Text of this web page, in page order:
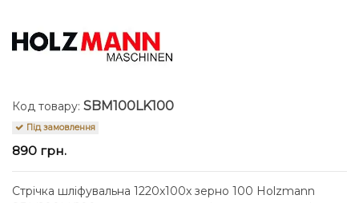
Код товару: SBM100LK100
Під замовлення
890 грн.
Стрічка шліфувальна 1220x100x зерно 100 Holzmann